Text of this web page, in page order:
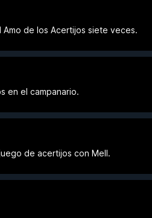
de los Acertijos siete veces.
en el campanario.
de acertijos con Mell.